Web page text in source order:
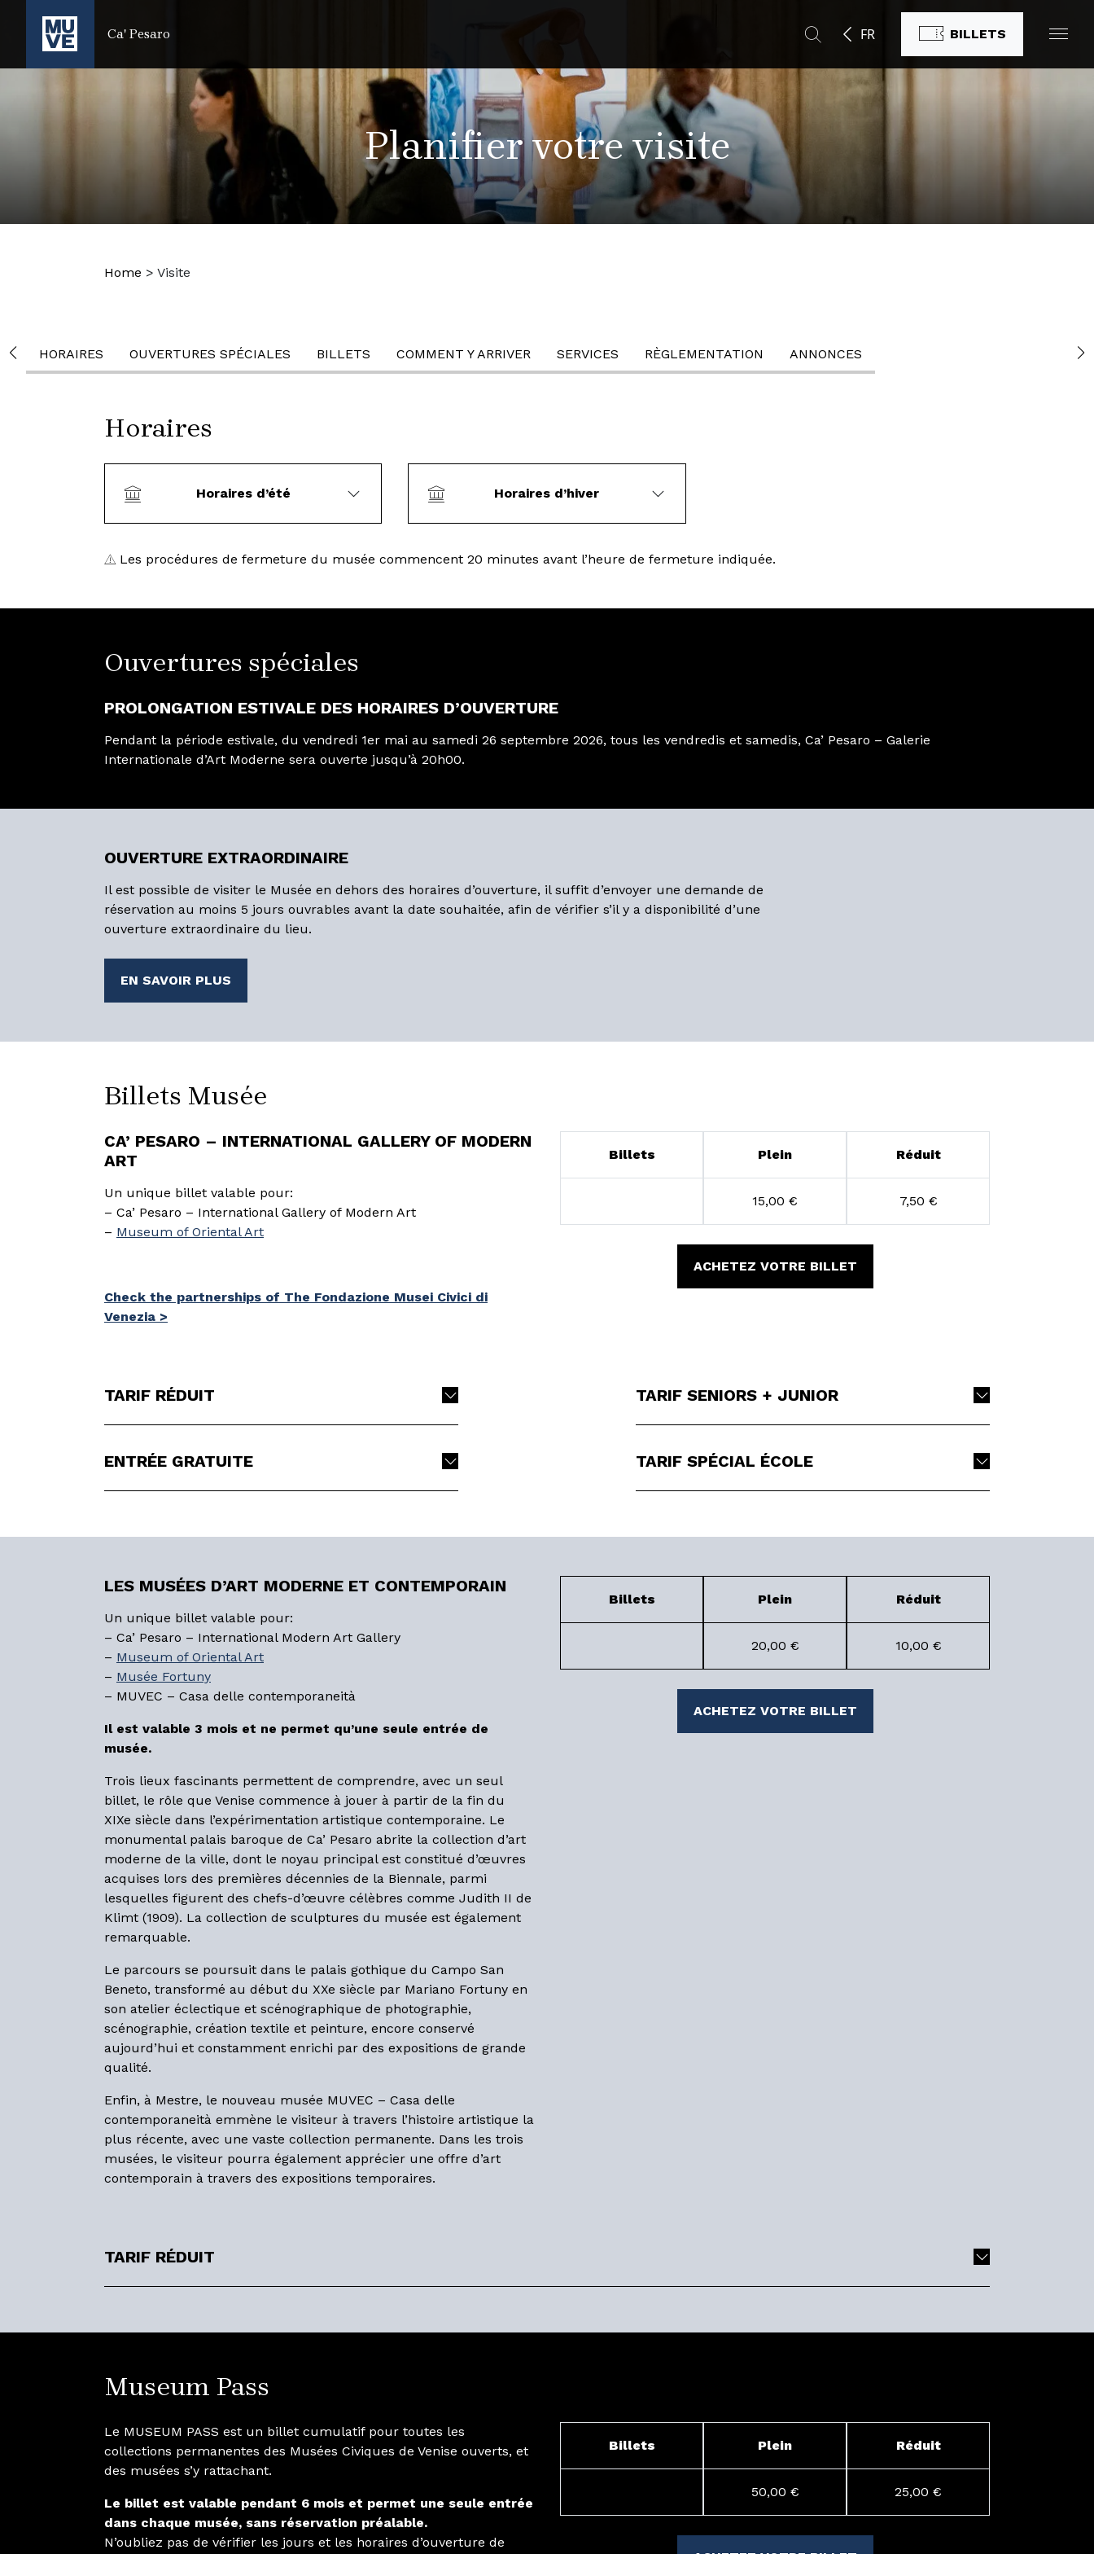
PASSER AU CONTENU PRINCIPAL
Ca' Pesaro FR BILLETS
Planifier votre visite
Home > Visite
HORAIRES OUVERTURES SPÉCIALES BILLETS COMMENT Y ARRIVER SERVICES RÈGLEMENTATION ANNONCES
Horaires
Horaires d’été Horaires d’hiver
Les procédures de fermeture du musée commencent 20 minutes avant l’heure de fermeture indiquée.
Ouvertures spéciales
PROLONGATION ESTIVALE DES HORAIRES D’OUVERTURE
Pendant la période estivale, du vendredi 1er mai au samedi 26 septembre 2026, tous les vendredis et samedis, Ca’ Pesaro – Galerie
Internationale d’Art Moderne sera ouverte jusqu’à 20h00.
OUVERTURE EXTRAORDINAIRE
Il est possible de visiter le Musée en dehors des horaires d’ouverture, il suffit d’envoyer une demande de
réservation au moins 5 jours ouvrables avant la date souhaitée, afin de vérifier s’il y a disponibilité d’une
ouverture extraordinaire du lieu.
EN SAVOIR PLUS
Billets Musée
CA’ PESARO – INTERNATIONAL GALLERY OF MODERN
ART
Un unique billet valable pour:
– Ca’ Pesaro – International Gallery of Modern Art
– Museum of Oriental Art
Check the partnerships of The Fondazione Musei Civici di
Venezia >
Billets Plein Réduit
15,00 € 7,50 €
ACHETEZ VOTRE BILLET
TARIF RÉDUIT TARIF SENIORS + JUNIOR
ENTRÉE GRATUITE TARIF SPÉCIAL ÉCOLE
LES MUSÉES D’ART MODERNE ET CONTEMPORAIN
Un unique billet valable pour:
– Ca’ Pesaro – International Modern Art Gallery
– Museum of Oriental Art
– Musée Fortuny
– MUVEC – Casa delle contemporaneità
Il est valable 3 mois et ne permet qu’une seule entrée de
musée.
Trois lieux fascinants permettent de comprendre, avec un seul
billet, le rôle que Venise commence à jouer à partir de la fin du
XIXe siècle dans l’expérimentation artistique contemporaine. Le
monumental palais baroque de Ca’ Pesaro abrite la collection d’art
moderne de la ville, dont le noyau principal est constitué d’œuvres
acquises lors des premières décennies de la Biennale, parmi
lesquelles figurent des chefs-d’œuvre célèbres comme Judith II de
Klimt (1909). La collection de sculptures du musée est également
remarquable.
Le parcours se poursuit dans le palais gothique du Campo San
Beneto, transformé au début du XXe siècle par Mariano Fortuny en
son atelier éclectique et scénographique de photographie,
scénographie, création textile et peinture, encore conservé
aujourd’hui et constamment enrichi par des expositions de grande
qualité.
Enfin, à Mestre, le nouveau musée MUVEC – Casa delle
contemporaneità emmène le visiteur à travers l’histoire artistique la
plus récente, avec une vaste collection permanente. Dans les trois
musées, le visiteur pourra également apprécier une offre d’art
contemporain à travers des expositions temporaires.
Billets Plein Réduit
20,00 € 10,00 €
ACHETEZ VOTRE BILLET
TARIF RÉDUIT
Museum Pass
Le MUSEUM PASS est un billet cumulatif pour toutes les
collections permanentes des Musées Civiques de Venise ouverts, et
des musées s’y rattachant.
Le billet est valable pendant 6 mois et permet une seule entrée
dans chaque musée, sans réservation préalable.
N’oubliez pas de vérifier les jours et les horaires d’ouverture de
Billets Plein Réduit
50,00 € 25,00 €